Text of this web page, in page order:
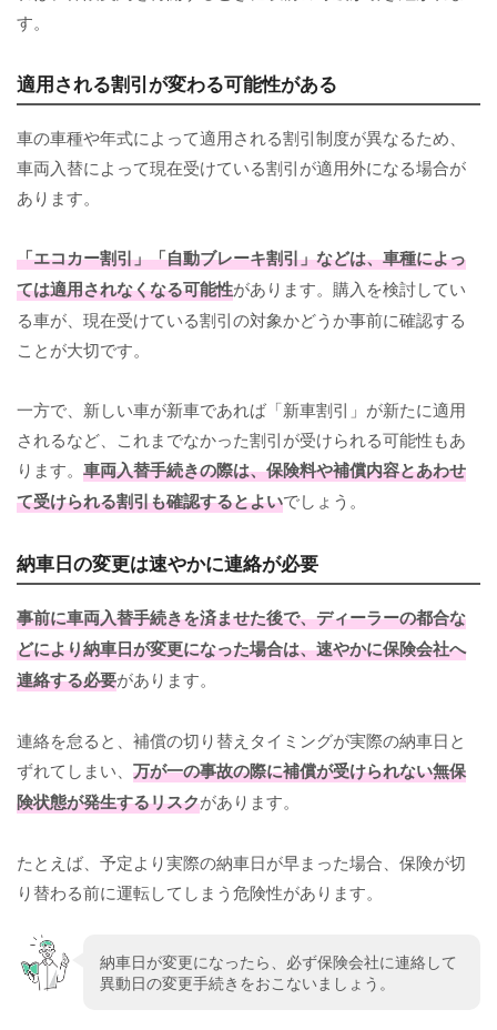
す。
適用される割引が変わる可能性がある
車の車種や年式によって適用される割引制度が異なるため、
車両入替によって現在受けている割引が適用外になる場合が
あります。
「エコカー割引」「自動ブレーキ割引」などは、車種によっ
ては適用されなくなる可能性があります。購入を検討してい
る車が、現在受けている割引の対象かどうか事前に確認する
ことが大切です。
一方で、新しい車が新車であれば「新車割引」が新たに適用
されるなど、これまでなかった割引が受けられる可能性もあ
ります。 車両入替手続きの際は、保険料や補償内容とあわせ
て受けられる割引も確認するとよいでしょう。
納車日の変更は速やかに連絡が必要
事前に車両入替手続きを済ませた後で、ディーラーの都合な
どにより納車日が変更になった場合は、速やかに保険会社へ
連絡する必要があります。
連絡を怠ると、補償の切り替えタイミングが実際の納車日と
ずれてしまい、 万が一の事故の際に補償が受けられない無保
険状態が発生するリスクがあります。
たとえば、予定より実際の納車日が早まった場合、保険が切
り替わる前に運転してしまう危険性があります。
納車日が変更になったら、必ず保険会社に連絡して
異動日の変更手続きをおこないましょう。